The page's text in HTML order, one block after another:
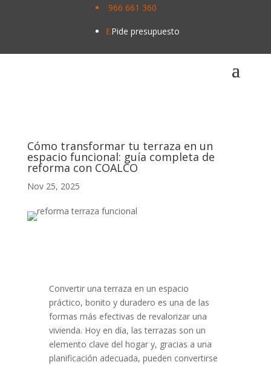
966 661 360
EPide presupuesto
Cómo transformar tu terraza en un
espacio funcional: guía completa de
reforma con COALCO
Nov 25, 2025
Convertir una terraza en un espacio
práctico, bonito y duradero es una de las
formas más efectivas de revalorizar una
vivienda. Hoy en día, las terrazas son un
elemento clave del hogar y, gracias a una
planificación adecuada, pueden convertirse